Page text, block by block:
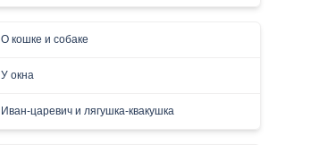
О кошке и собаке
У окна
Иван-царевич и лягушка-квакушка